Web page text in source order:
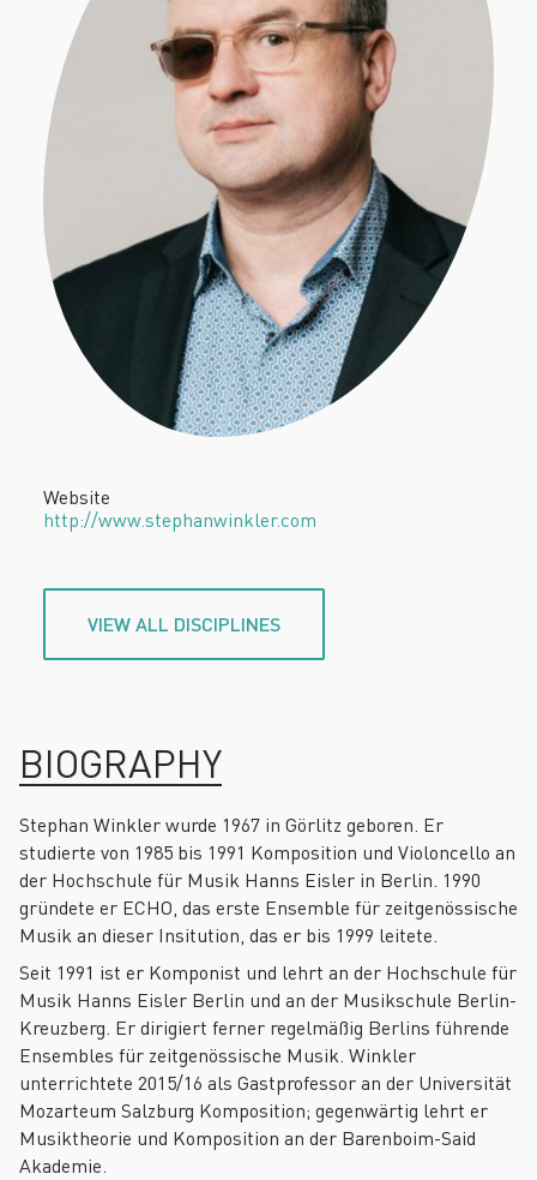
Website
http://www.stephanwinkler.com
VIEW ALL DISCIPLINES
BIOGRAPHY
Stephan Winkler wurde 1967 in Görlitz geboren. Er
studierte von 1985 bis 1991 Komposition und Violoncello an
der Hochschule für Musik Hanns Eisler in Berlin. 1990
gründete er ECHO, das erste Ensemble für zeitgenössische
Musik an dieser Insitution, das er bis 1999 leitete.
Seit 1991 ist er Komponist und lehrt an der Hochschule für
Musik Hanns Eisler Berlin und an der Musikschule Berlin-
Kreuzberg. Er dirigiert ferner regelmäßig Berlins führende
Ensembles für zeitgenössische Musik. Winkler
unterrichtete 2015/16 als Gastprofessor an der Universität
Mozarteum Salzburg Komposition; gegenwärtig lehrt er
Musiktheorie und Komposition an der Barenboim-Said
Akademie.